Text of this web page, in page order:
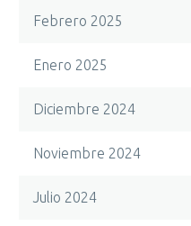
Febrero 2025
Enero 2025
Diciembre 2024
Noviembre 2024
Julio 2024